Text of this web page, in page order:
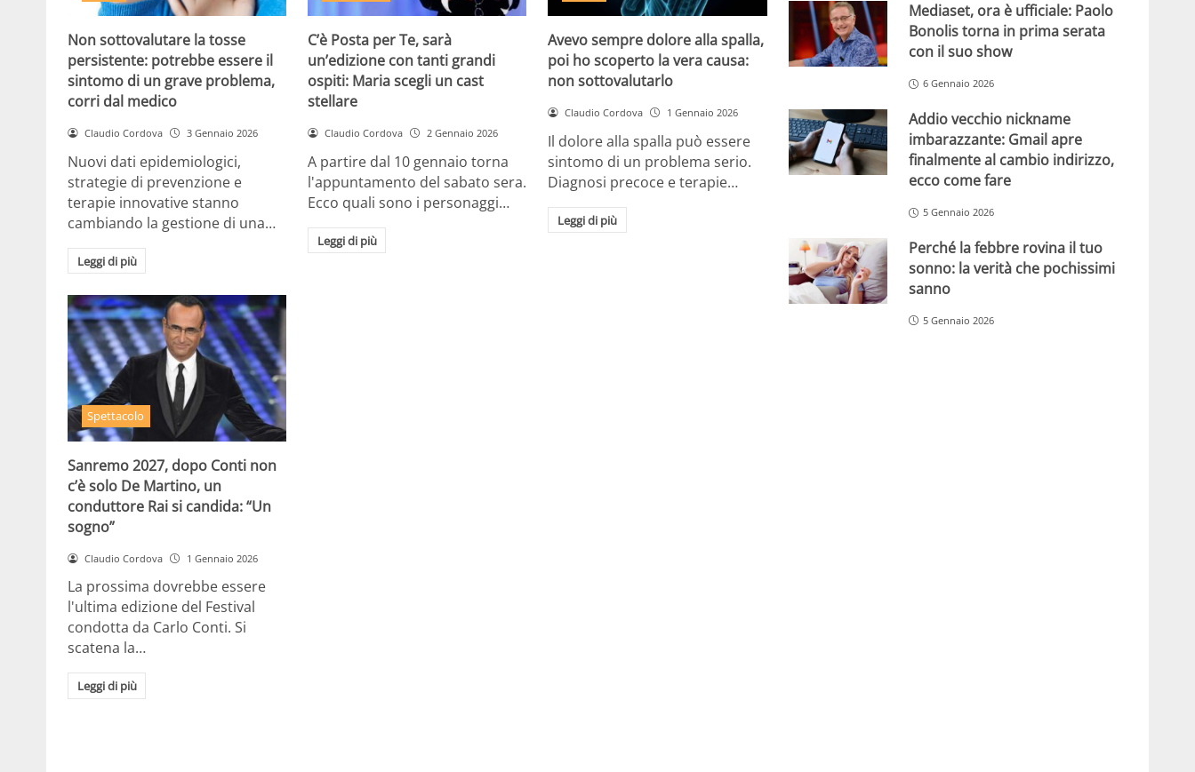
Non sottovalutare la tosse
persistente: potrebbe essere il
sintomo di un grave problema,
corri dal medico
Claudio Cordova 3 Gennaio 2026
Nuovi dati epidemiologici,
strategie di prevenzione e
terapie innovative stanno
cambiando la gestione di una…
Leggi di più
C’è Posta per Te, sarà
un’edizione con tanti grandi
ospiti: Maria scegli un cast
stellare
Claudio Cordova 2 Gennaio 2026
A partire dal 10 gennaio torna
l'appuntamento del sabato sera.
Ecco quali sono i personaggi…
Leggi di più
Avevo sempre dolore alla spalla,
poi ho scoperto la vera causa:
non sottovalutarlo
Claudio Cordova 1 Gennaio 2026
Il dolore alla spalla può essere
sintomo di un problema serio.
Diagnosi precoce e terapie…
Leggi di più
Spettacolo
Sanremo 2027, dopo Conti non
c’è solo De Martino, un
conduttore Rai si candida: “Un
sogno”
Claudio Cordova 1 Gennaio 2026
La prossima dovrebbe essere
l'ultima edizione del Festival
condotta da Carlo Conti. Si
scatena la…
Leggi di più
Mediaset, ora è ufficiale: Paolo
Bonolis torna in prima serata
con il suo show
6 Gennaio 2026
Addio vecchio nickname
imbarazzante: Gmail apre
finalmente al cambio indirizzo,
ecco come fare
5 Gennaio 2026
Perché la febbre rovina il tuo
sonno: la verità che pochissimi
sanno
5 Gennaio 2026